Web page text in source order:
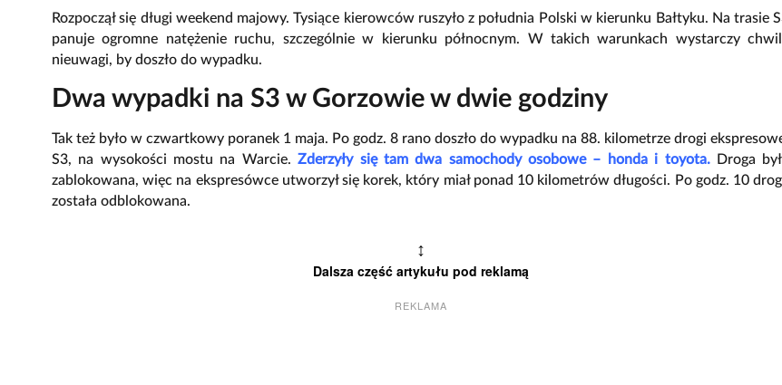
Rozpoczął się długi weekend majowy. Tysiące kierowców ruszyło z południa Polski w kierunku Bałtyku. Na trasie
panuje ogromne natężenie ruchu, szczególnie w kierunku północnym. W takich warunkach wystarczy
nieuwagi, by doszło do wypadku.
Dwa wypadki na S3 w Gorzowie w dwie godziny
Tak też było w czwartkowy poranek 1 maja. Po godz. 8 rano doszło do wypadku na 88. kilometrze drogi
S3, na wysokości mostu na Warcie.Zderzyły się tam dwa samochody osobowe – honda i toyota.
Droga
zablokowana, więc na ekspresówce utworzył się korek, który miał ponad 10 kilometrów długości. Po godz. 10
została odblokowana.
↕
Dalsza część artykułu pod reklamą
REKLAMA